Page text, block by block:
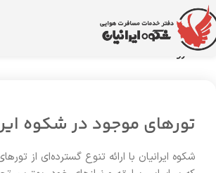
خانه فروشگاه
تورهای موجود در شکوه
شکوه ایرانیان با ارائه تنوع گسترده‌ای از